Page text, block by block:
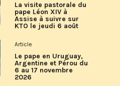
La visite pastorale du
pape Léon XIV à
Assise à suivre sur
KTO le jeudi 6 août
Article
Le pape en Uruguay,
Argentine et Pérou du
6 au 17 novembre
2026